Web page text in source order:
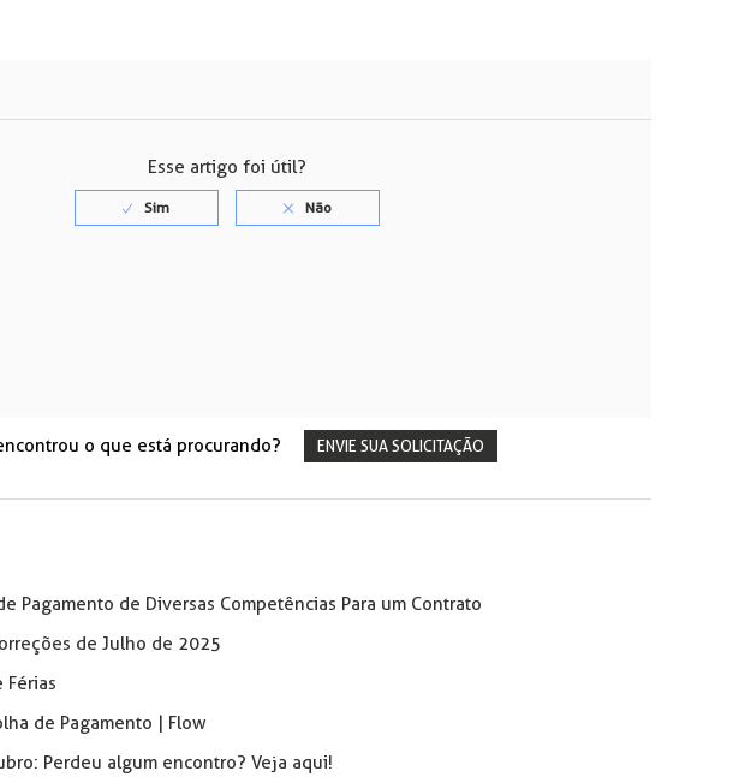
Esse artigo foi útil?
o que está procurando? ENVIE SUA SOLICITAÇÃO
Pagamento de Diversas Competências Para um Contrato
de Julho de 2025
Férias
de Pagamento | Flow
Perdeu algum encontro? Veja aqui!